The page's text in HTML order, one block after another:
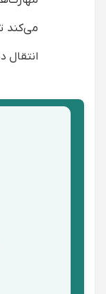
می‌کند
انتقال